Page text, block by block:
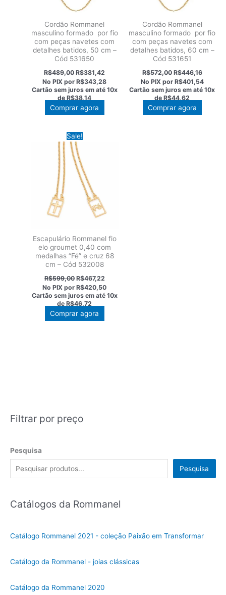
Filtrar por preço
Pesquisa
Pesquisa
Catálogos da Rommanel
Catálogo Rommanel 2021 - coleção Paixão em Transformar
Catálogo da Rommanel - joias clássicas
Catálogo da Rommanel 2020
Cordão Rommanel
masculino formado por fio
com peças navetes com
detalhes batidos, 50 cm –
Cód 531650
R$489,00O
preço
original
era:
R$489,00.
R$381,42
preço
atual
é:
No PIX porR$343,28
Cartão sem juros em até 10x
de R$38,14
Comprar agora
Cordão Rommanel
masculino formado por fio
com peças navetes com
detalhes batidos, 60 cm –
Cód 531651
R$572,00 O
preço
original
era:
R$572,00.
R$446,16O
preço
atual
é:
No PIX por R$401,54
Cartão sem juros em até10x
de R$44,62
Comprar agora
Sale!
Escapulário Rommanel fio
elo groumet 0,40 com
medalhas “Fé” e cruz 68
cm – Cód 532008
R$599,00 O
preço
original
era:
R$599,00.
R$467,22O
preço
atual
é:
R$467,22.
No PIX porR$420,50
Cartão sem juros em até 10x
de R$46,72
Comprar agora